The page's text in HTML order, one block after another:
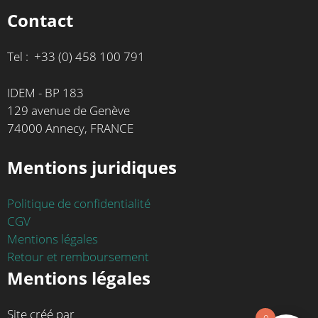
Contact
Tel : +33 (0) 458 100 791
IDEM - BP 183
129 avenue de Genève
74000 Annecy, FRANCE
Mentions juridiques
Politique de confidentialité
CGV
Mentions légales
Retour et remboursement
Mentions légales
Site créé par